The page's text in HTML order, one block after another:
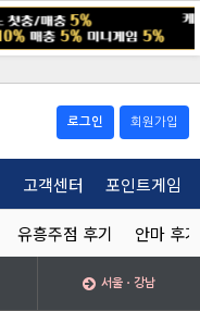
로그인 회원가입
고객센터 포인트게임
유흥주점 후기 안마 후기
서울ㆍ강남